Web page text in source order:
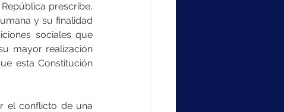
prescribe,
y su finalidad
sociales que
mayor realización
esta Constitución
el conflicto de una